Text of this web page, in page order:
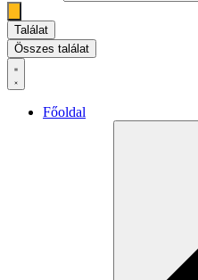
Találat
Összes találat
Főoldal